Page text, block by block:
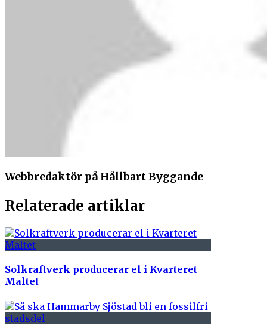
Webbredaktör på Hållbart Byggande
Relaterade artiklar
Solkraftverk producerar el i Kvarteret
Maltet